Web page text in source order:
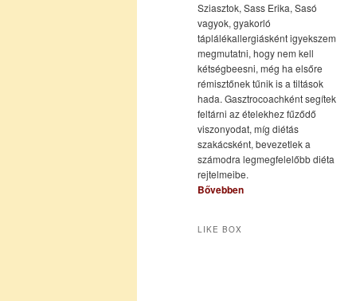
Sziasztok, Sass Erika, Sasó
vagyok, gyakorló
táplálékallergiásként igyekszem
megmutatni, hogy nem kell
kétségbeesni, még ha elsőre
rémisztőnek tűnik is a tiltások
hada. Gasztrocoachként segítek
feltárni az ételekhez fűződő
viszonyodat, míg diétás
szakácsként, bevezetlek a
számodra legmegfelelőbb diéta
rejtelmeibe.
Bővebben
LIKE BOX